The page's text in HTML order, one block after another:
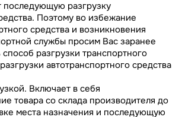
последующую разгрузку
Поэтому во избежание
средства и возникновения
службы просим Вас заранее
разгрузки транспортного
автотранспортного средства
Включает в себя
товара со склада производителя до
места назначения и последующую